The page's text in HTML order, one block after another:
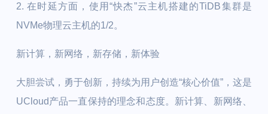
2. 在时延方面，使用“快杰”云主机搭建的TiDB集群是
NVMe物理云主机的1/2。
新计算，新网络，新存储，新体验
大胆尝试，勇于创新，持续为用户创造“核心价值”，这是
UCloud产品一直保持的理念和态度。新计算、新网络、